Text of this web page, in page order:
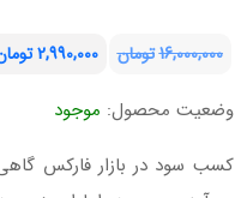
تومان16,000,000
اصلی:
بود.
2,990,000
فعلی:
تومان2,990,000.
وضعیت محصول: موجود
کسب سود در بازار فارکس